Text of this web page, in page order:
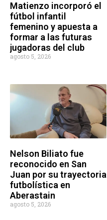
Matienzo incorporó el
fútbol infantil
femenino y apuesta a
formar a las futuras
jugadoras del club
agosto 5, 2026
Nelson Biliato fue
reconocido en San
Juan por su trayectoria
futbolística en
Aberastain
agosto 5, 2026